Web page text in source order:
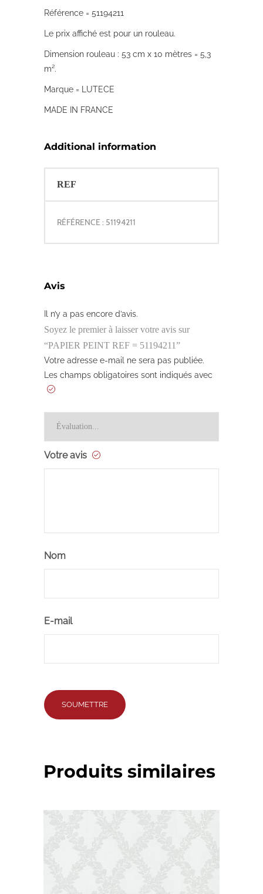
Référence = 51194211
Le prix affiché est pour un rouleau.
Dimension rouleau : 53 cm x 10 mètres = 5,3
m².
Marque = LUTECE
MADE IN FRANCE
Additional information
REF
RÉFÉRENCE : 51194211
Avis
Il n’y a pas encore d’avis.
Soyez le premier à laisser votre avis sur
“PAPIER PEINT REF = 51194211”
Votre adresse e-mail ne sera pas publiée.
Les champs obligatoires sont indiqués avec
Votre avis
Nom
E-mail
Produits similaires